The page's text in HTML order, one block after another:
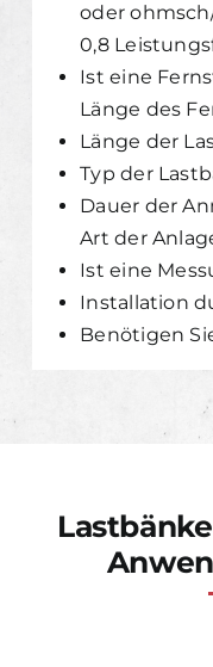
oder
0,8
Ist eine
Länge des
Länge der
Typ der
Dauer der
Art der
Ist eine
Installation
Benötigen